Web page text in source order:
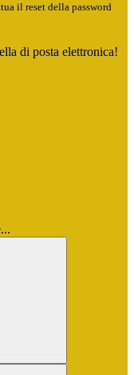
il reset della password
di posta elettronica!